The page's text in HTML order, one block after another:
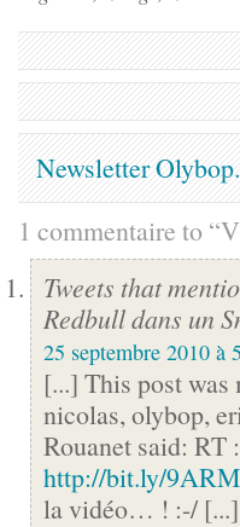
Newsletter
1 commentaire to
Tweets that
Redbull dans un
25 septembre 2010 à
[...] This post
nicolas, olybop,
Rouanet said: RT
http://bit.ly/
la vidéo… ! :-/ [...]